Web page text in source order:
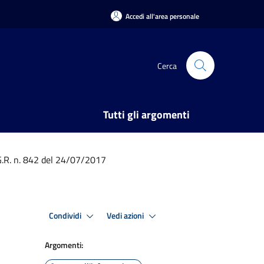
Accedi all'area personale
Cerca
Tutti gli argomenti
n. 842 del 24/07/2017
Condividi Vedi azioni
Argomenti: